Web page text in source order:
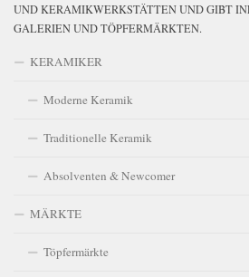
UND KERAMIKWERKSTÄTTEN UND GIBT
GALERIEN UND TÖPFERMÄRKTEN.
KERAMIKER
Moderne Keramik
Traditionelle Keramik
Absolventen & Newcomer
MÄRKTE
Töpfermärkte